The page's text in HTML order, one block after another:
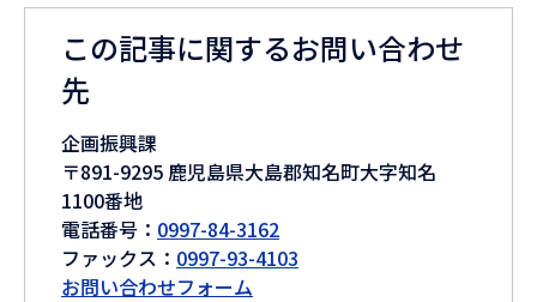
この記事に関するお問い合わせ
先
企画振興課
〒891-9295 鹿児島県大島郡知名町大字知名
1100番地
電話番号： 0997-84-3162
ファックス： 0997-93-4103
お問い合わせフォーム